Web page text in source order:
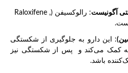
آگونیست
: رالوکسیفن (Raloxifene ,
: این دارو به جلوگیری از شکستگی
کمک می‌کند و پس از شکستگی نیز
باشد.